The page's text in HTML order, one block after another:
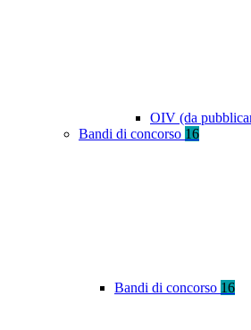
OIV (da
Bandi di concorso 16
Bandi di concorso 16